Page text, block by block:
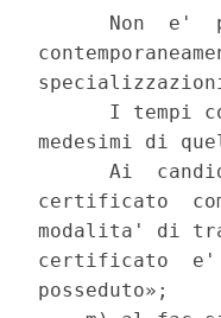
Non  e'
I tempi
medesimi di
Ai
certificato
modalita' di
certificato  e'
posseduto»;